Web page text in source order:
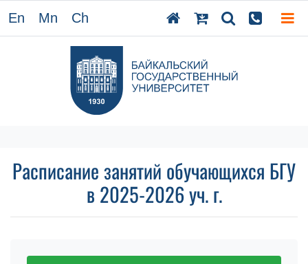
En Mn Ch
Расписание занятий обучающихся БГУ
в 2025-2026 уч. г.